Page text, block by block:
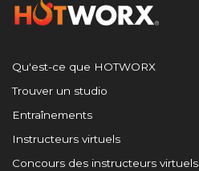
Qu'est-ce que HOTWORX
Trouver un studio
Entraînements
Instructeurs virtuels
Concours des instructeurs virtuels